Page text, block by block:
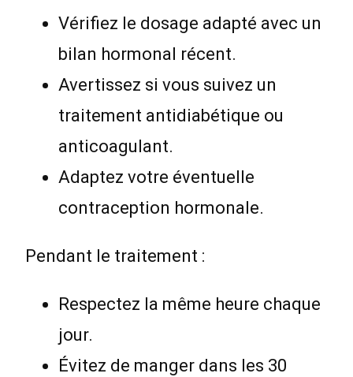
Vérifiez le dosage adapté avec un
bilan hormonal récent.
Avertissez si vous suivez un
traitement antidiabétique ou
anticoagulant.
Adaptez votre éventuelle
contraception hormonale.
Pendant le traitement :
Respectez la même heure chaque
jour.
Évitez de manger dans les 30